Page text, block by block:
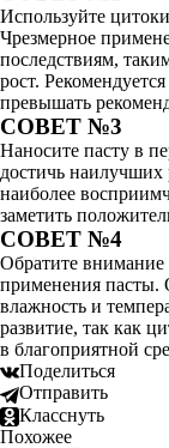
Используйте
Чрезмерное
последствиям,
рост.
превышать
СОВЕТ №3
Наносите пасту в
достичь наилучших
наиболее
заметить
СОВЕТ №4
Обратите внимание
применения пасты.
влажность и
развитие, так как
в благоприятной
Поделиться
Отправить
Класснуть
Похожее